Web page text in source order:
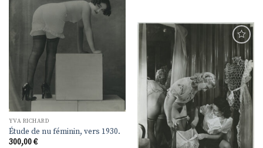
Ajouter
à la
YVA RICHARD
Étude de nu féminin, vers 1930.
300,00€
Ajouter
à la
liste de
souhaits